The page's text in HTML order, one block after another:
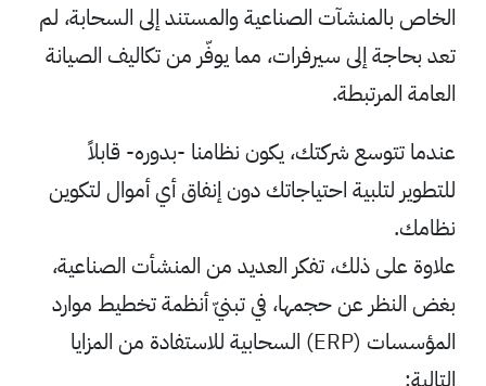
الخاص بالمنشآت الصناعية والمستند إلى السحابة، لم
تعد بحاجة إلى سيرفرات، مما يوفّر من تكاليف الصيانة
العامة المرتبطة.
عندما تتوسع شركتك، يكون نظامنا -بدوره- قابلاً
للتطوير لتلبية احتياجاتك دون إنفاق أي أموال لتكوين
نظامك.
علاوة على ذلك، تفكر العديد من المنشأت الصناعية،
بغض النظر عن حجمها، في تبنيّ أنظمة تخطيط موارد
المؤسسات (ERP) السحابية للاستفادة من المزايا